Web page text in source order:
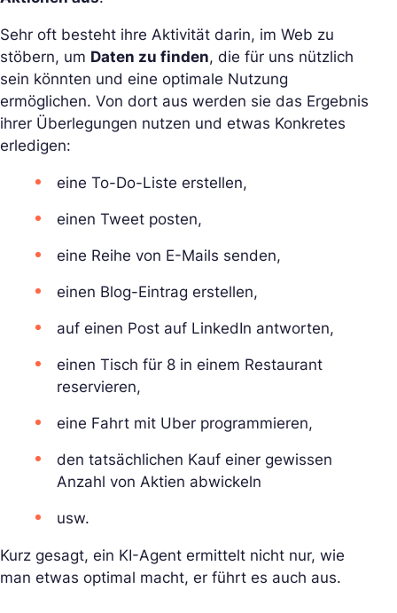
Sehr oft besteht ihre Aktivität darin, im Web zu
stöbern, um Daten zu finden, die für uns nützlich
sein könnten und eine optimale Nutzung
ermöglichen. Von dort aus werden sie das Ergebnis
ihrer Überlegungen nutzen und etwas Konkretes
erledigen:
eine To-Do-Liste erstellen,
einen Tweet posten,
eine Reihe von E-Mails senden,
einen Blog-Eintrag erstellen,
auf einen Post auf LinkedIn antworten,
einen Tisch für 8 in einem Restaurant
reservieren,
eine Fahrt mit Uber programmieren,
den tatsächlichen Kauf einer gewissen
Anzahl von Aktien abwickeln
usw.
Kurz gesagt, ein KI-Agent ermittelt nicht nur, wie
man etwas optimal macht, er führt es auch aus.